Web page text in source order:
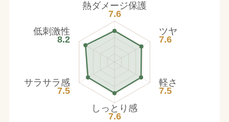
熱ダメージ保護
7.6
ツヤ
7.6
軽さ
7.5
しっとり感
7.6
サラサラ感
7.5
低刺激性
8.2